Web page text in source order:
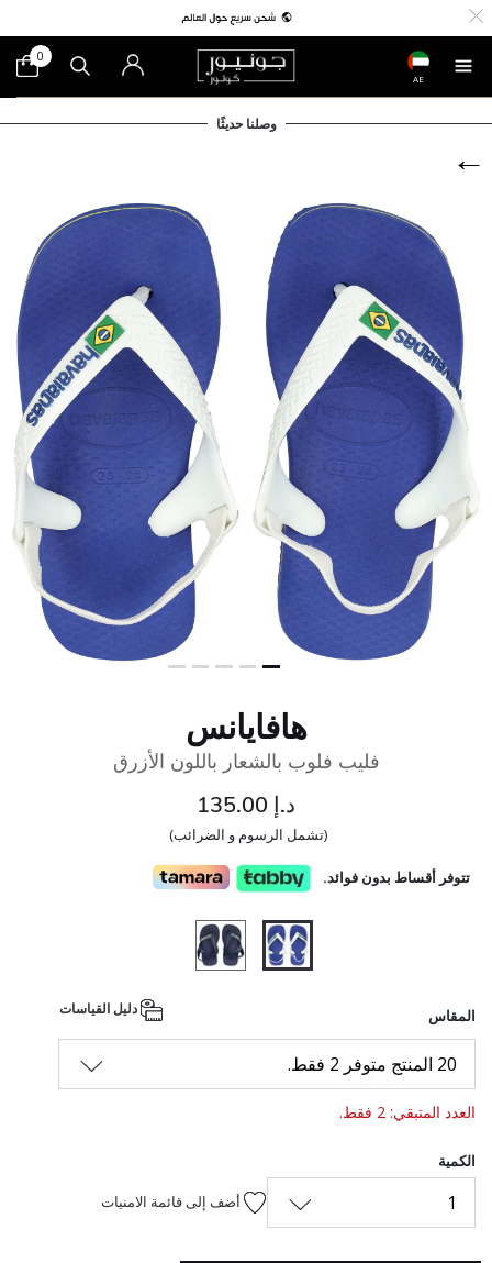
AE
0
وصلنا حديثًا
هافايانس
فليب فلوب بالشعار باللون الأزرق
د.إ 135.00
(تشمل الرسوم و الضرائب)
تتوفر أقساط بدون فوائد.
المقاس
20 المنتج متوفر 2 فقط.
العدد المتبقي: 2 فقط.
الكمية
1 أضف إلى قائمة الامنيات